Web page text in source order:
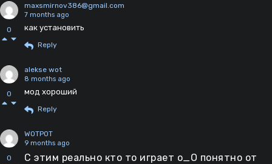
0
maxsmirnov386@gmail.com
7 months ago
как установить
Reply
0
alekse wot
8 months ago
мод хороший
Reply
0
WOTPOT
9 months ago
С этим реально кто то играет о_О понятно от